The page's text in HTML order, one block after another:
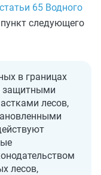
статьи 65 Водного
следующего
в границах
защитными
лесов,
лесов,